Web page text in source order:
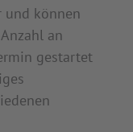
und können
an
gestartet